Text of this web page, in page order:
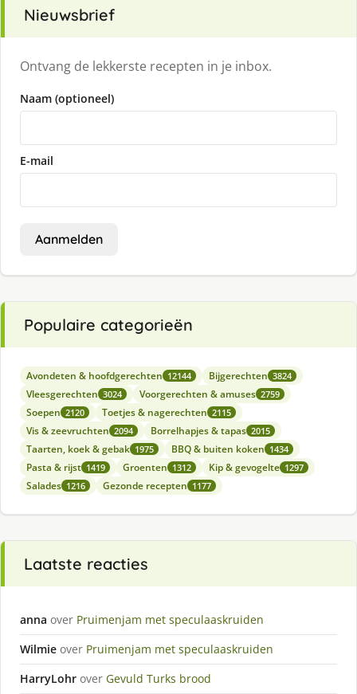
Nieuwsbrief
Ontvang de lekkerste recepten in je inbox.
Naam (optioneel)
E-mail
Aanmelden
Populaire categorieën
Avondeten & hoofdgerechten 12144 Bijgerechten 3824
Vleesgerechten 3024 Voorgerechten & amuses 2759
Soepen 2120 Toetjes & nagerechten 2115
Vis & zeevruchten 2094 Borrelhapjes & tapas 2015
Taarten, koek & gebak 1975 BBQ & buiten koken 1434
Pasta & rijst 1419 Groenten 1312 Kip & gevogelte 1297
Salades 1216 Gezonde recepten 1177
Laatste reacties
anna over Pruimenjam met speculaaskruiden
Wilmie over Pruimenjam met speculaaskruiden
HarryLohr over Gevuld Turks brood